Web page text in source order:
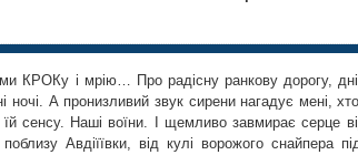
КРОКу і мрію… Про радісну ранкову дорогу,
ночі. А пронизливий звук сирени нагадує мені,
сенсу. Наші воїни. І щемливо завмирає серце
Авдіїївки, від кулі ворожого снайпера